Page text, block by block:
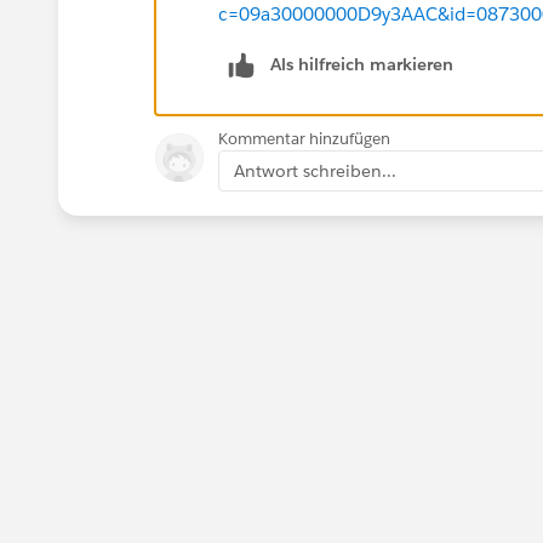
Als hilfreich markieren
Kommentar hinzufügen
Antwort schreiben...